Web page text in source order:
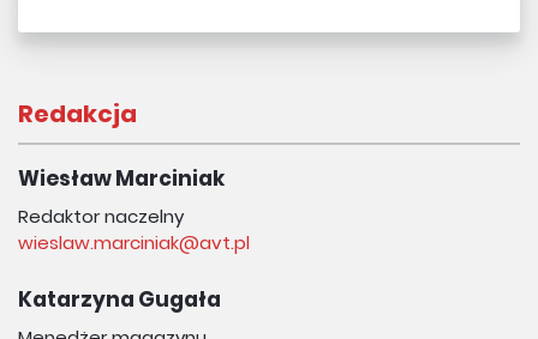
Redakcja
Wiesław Marciniak
Redaktor naczelny
wieslaw.marciniak@avt.pl
Katarzyna Gugała